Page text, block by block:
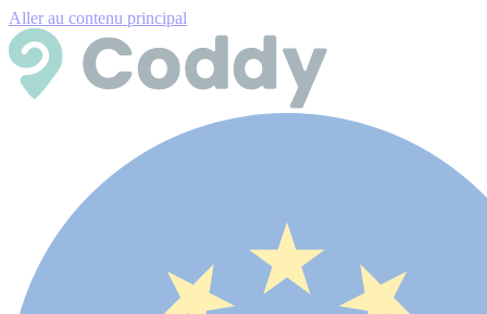
Aller au contenu principal